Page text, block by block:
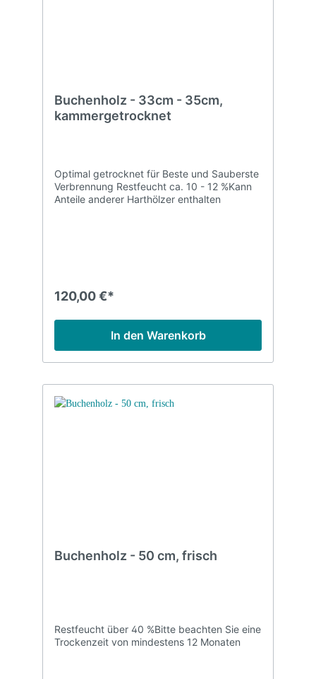
Buchenholz - 33cm - 35cm,
kammergetrocknet
Optimal getrocknet für Beste und Sauberste
Verbrennung Restfeucht ca. 10 - 12 %Kann
Anteile anderer Harthölzer enthalten
120,00 €*
In den Warenkorb
Buchenholz - 50 cm, frisch
Restfeucht über 40 %Bitte beachten Sie eine
Trockenzeit von mindestens 12 Monaten